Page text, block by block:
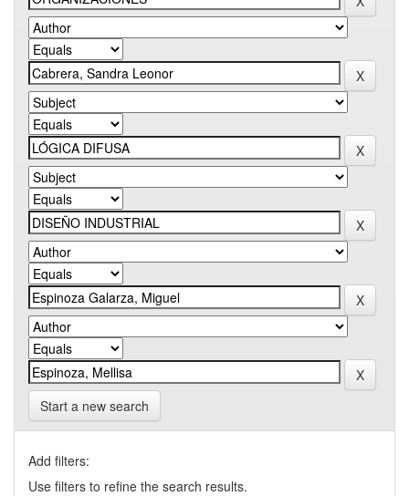
Start a new search
Add filters:
Use filters to refine the search results.